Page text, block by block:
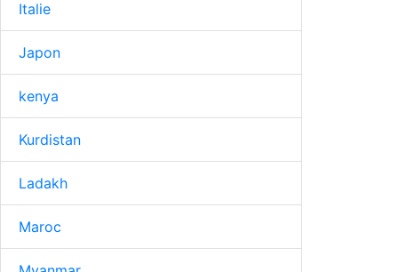
Italie
Japon
kenya
Kurdistan
Ladakh
Maroc